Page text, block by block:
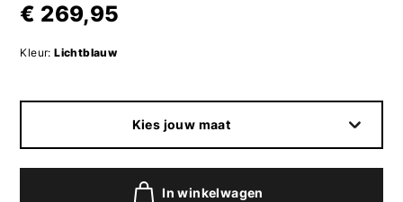
€ 269,95
Kleur: Lichtblauw
Kies jouw maat
In winkelwagen